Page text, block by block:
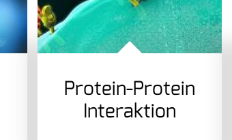
Protein-Protein
Interaktion